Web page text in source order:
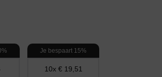
Je bespaart 15%
10x € 19,51